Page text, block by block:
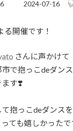
新
時
:
2024-07-16
る開催です！
さんに声かけて
で抱っこdeダンス
ます❣️
抱っこdeダンスを
ても嬉しかったで